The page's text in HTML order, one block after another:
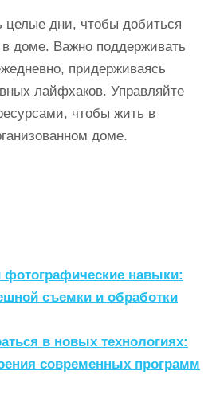
целые дни, чтобы добиться
доме. Важно поддерживать
придерживаясь
лайфхаков. Управляйте
чтобы жить в
доме.
фотографические навыки:
съемки и обработки
в новых технологиях:
современных программ